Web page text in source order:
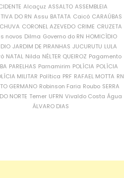
Alcaçuz ASSALTO ASSEMBLEIA
DO RN Assu BATATA Caicó CARAÚBAS
CORONEL AZEVEDO CRIME CRUZETA
novos Dilma Governo do RN HOMICÍDIO
JARDIM DE PIRANHAS JUCURUTU LULA
NATAL Nilda NÉLTER QUEIROZ Pagamento
PARELHAS Parnamirim POLÍCIA POLÍCIA
MILITAR Política PRF RAFAEL MOTTA RN
GERMANO Robinson Faria Roubo SERRA
NORTE Temer UFRN Vivaldo Costa Água
ÁLVARO DIAS